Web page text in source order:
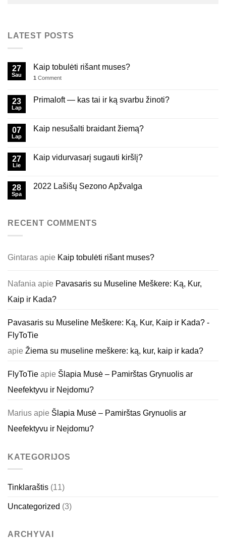
LATEST POSTS
27
Sau
Kaip tobulėti rišant muses?
1 Comment
23
Lap
Primaloft — kas tai ir ką svarbu žinoti?
07
Lap
Kaip nesušalti braidant žiemą?
27
Lie
Kaip vidurvasarį sugauti kiršlį?
28
Spa
2022 Lašišų Sezono Apžvalga
RECENT COMMENTS
Gintaras apie Kaip tobulėti rišant muses?
Nafania apie Pavasaris su Museline Meškere: Ką, Kur,
Kaip ir Kada?
Pavasaris su Museline Meškere: Ką, Kur, Kaip ir Kada? -
FlyToTie
apie Žiema su museline meškere: ką, kur, kaip ir kada?
FlyToTie apie Šlapia Musė – Pamirštas Grynuolis ar
Neefektyvu ir Neįdomu?
Marius apie Šlapia Musė – Pamirštas Grynuolis ar
Neefektyvu ir Neįdomu?
KATEGORIJOS
Tinklaraštis (11)
Uncategorized (3)
ARCHYVAI